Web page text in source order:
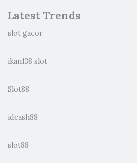
Latest Trends
slot gacor
ikan138 slot
Slot88
idcash88
slot88